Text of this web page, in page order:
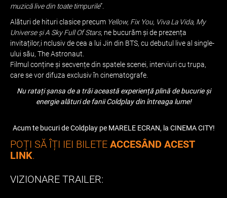
muzică live din toate timpurile”.
Alături de hituri clasice precum Yellow, Fix You, Viva La Vida, My
Universe și A Sky Full Of Stars, ne bucurăm și de prezența
invitaților,i nclusiv de cea a lui Jin din BTS, cu debutul live al single-
ului său, The Astronaut.
Filmul conține și secvențe din spatele scenei, interviuri cu trupa,
care se vor difuza exclusiv în cinematografe.
Nu ratați șansa de a trăi această experiență plină de bucurie și
energie alături de fanii Coldplay din întreaga lume!
Acum te bucuri de Coldplay pe MARELE ECRAN, la CINEMA CITY!
POȚI SĂ ÎȚI IEI BILETE ACCESÂND ACEST
LINK.
VIZIONARE TRAILER: